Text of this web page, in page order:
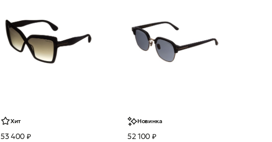
Хит
53 400 ₽
Новинка
52 100 ₽